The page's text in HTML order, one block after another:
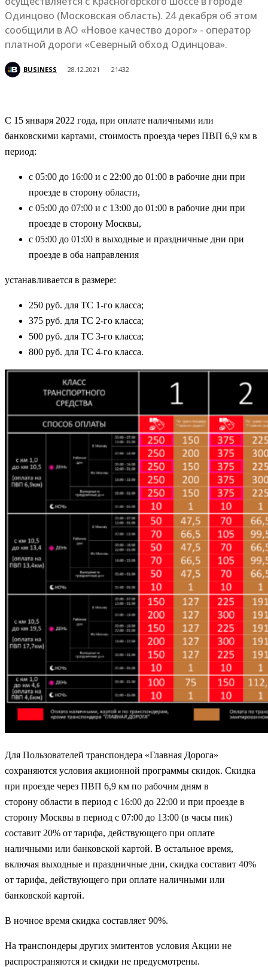
Одинцово (Московская область). 24 декабря об этом
сообщили в АО «Новое качество дорог» - оператор
платной дороги «Северный обход Одинцова».
BUSINESS 28.12.2021 21432
С 15 января 2022 года, при оплате наличными или
банковскими картами, стоимость проезда через ПВП 6,9 км в
период:
с 05:00 до 16:00 и с 22:00 до 01:00 в рабочие дни при
проезде в сторону области,
с 05:00 до 07:00 и с 13:00 до 01:00 в рабочие дни при
проезде в сторону Москвы,
с 05:00 до 01:00 в выходные и праздничные дни при
проезде в оба направления
устанавливается в размере:
250 руб. для ТС 1-го класса;
375 руб. для ТС 2-го класса;
500 руб. для ТС 3-го класса;
800 руб. для ТС 4-го класса.
Для Пользователей транспондера «Главная Дорога»
сохраняются условия акционной программы скидок. Скидка
при проезде через ПВП 6,9 км по рабочим дням в
сторону области в период с 16:00 до 22:00 и при проезде в
сторону Москвы в период с 07:00 до 13:00 (в часы пик)
составит 20% от тарифа, действующего при оплате
наличными или банковской картой. В остальное время,
включая выходные и праздничные дни, скидка составит 40%
от тарифа, действующего при оплате наличными или
банковской картой.
В ночное время скидка составляет 90%.
На транспондеры других эмитентов условия Акции не
распространяются и скидки не предусмотрены.